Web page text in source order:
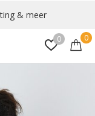
0 0
& meer